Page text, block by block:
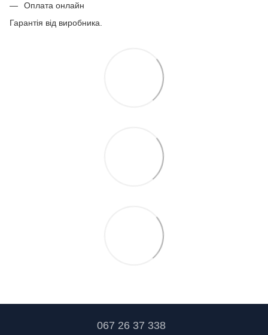
Оплата онлайн
Гарантія від виробника.
067 26 37 338